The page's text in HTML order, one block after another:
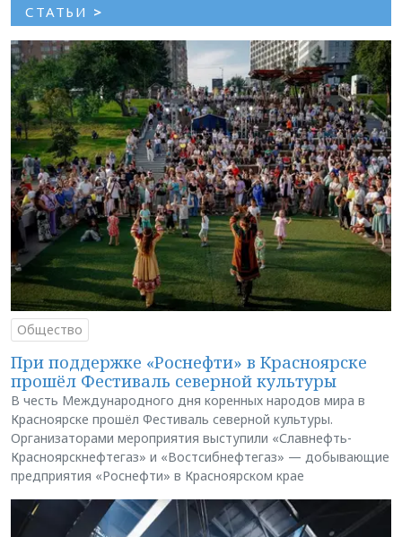
СТАТЬИ >
Общество
При поддержке «Роснефти» в Красноярске
прошёл Фестиваль северной культуры
В честь Международного дня коренных народов мира в
Красноярске прошёл Фестиваль северной культуры.
Организаторами мероприятия выступили «Славнефть-
Красноярскнефтегаз» и «Востсибнефтегаз» — добывающие
предприятия «Роснефти» в Красноярском крае